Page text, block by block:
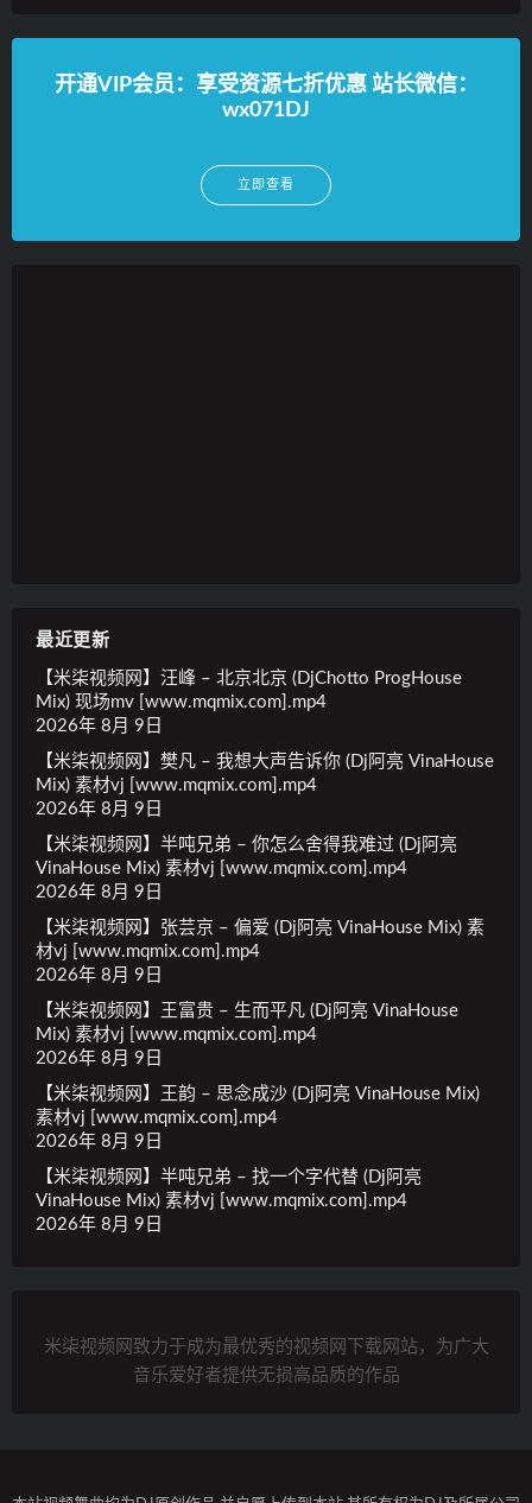
开通VIP会员：享受资源七折优惠 站长微信：
wx071DJ
立即查看
最近更新
【米柒视频网】汪峰 – 北京北京 (DjChotto ProgHouse
Mix) 现场mv [www.mqmix.com].mp4
2026年 8月 9日
【米柒视频网】樊凡 – 我想大声告诉你 (Dj阿亮 VinaHouse
Mix) 素材vj [www.mqmix.com].mp4
2026年 8月 9日
【米柒视频网】半吨兄弟 – 你怎么舍得我难过 (Dj阿亮
VinaHouse Mix) 素材vj [www.mqmix.com].mp4
2026年 8月 9日
【米柒视频网】张芸京 – 偏爱 (Dj阿亮 VinaHouse Mix) 素
材vj [www.mqmix.com].mp4
2026年 8月 9日
【米柒视频网】王富贵 – 生而平凡 (Dj阿亮 VinaHouse
Mix) 素材vj [www.mqmix.com].mp4
2026年 8月 9日
【米柒视频网】王韵 – 思念成沙 (Dj阿亮 VinaHouse Mix)
素材vj [www.mqmix.com].mp4
2026年 8月 9日
【米柒视频网】半吨兄弟 – 找一个字代替 (Dj阿亮
VinaHouse Mix) 素材vj [www.mqmix.com].mp4
2026年 8月 9日
米柒视频网致力于成为最优秀的视频网下载网站，为广大
音乐爱好者提供无损高品质的作品